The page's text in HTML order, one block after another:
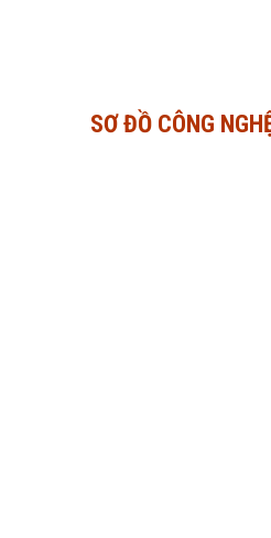
SƠ ĐỒ CÔNG